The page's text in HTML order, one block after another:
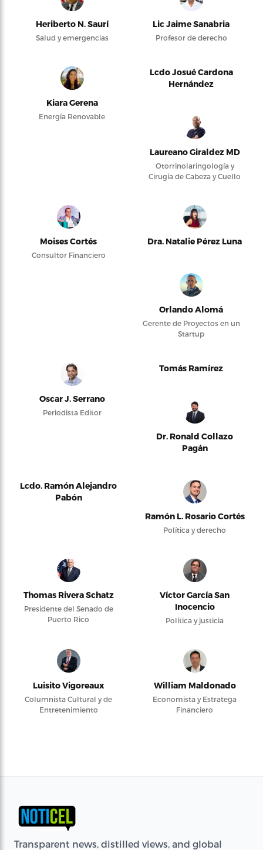
Heriberto N. Saurí
Salud y emergencias
Lic Jaime Sanabria
Profesor de derecho
Kiara Gerena
Energía Renovable
Lcdo Josué Cardona
Hernández
Laureano Giraldez MD
Otorrinolaringología y
Cirugía de Cabeza y Cuello
Moises Cortés
Consultor Financiero
Dra. Natalie Pérez Luna
Orlando Alomá
Gerente de Proyectos en un
Startup
Oscar J. Serrano
Periodista Editor
Tomás Ramírez
Dr. Ronald Collazo
Pagán
Lcdo. Ramón Alejandro
Pabón
Ramón L. Rosario Cortés
Política y derecho
Thomas Rivera Schatz
Presidente del Senado de
Puerto Rico
Víctor García San
Inocencio
Política y justicia
Luisito Vigoreaux
Columnista Cultural y de
Entretenimiento
William Maldonado
Economista y Estratega
Financiero
Transparent news, distilled views, and global